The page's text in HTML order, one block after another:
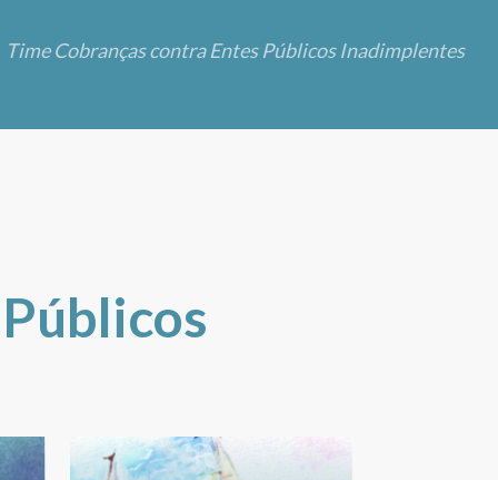
Time Cobranças contra Entes Públicos Inadimplentes